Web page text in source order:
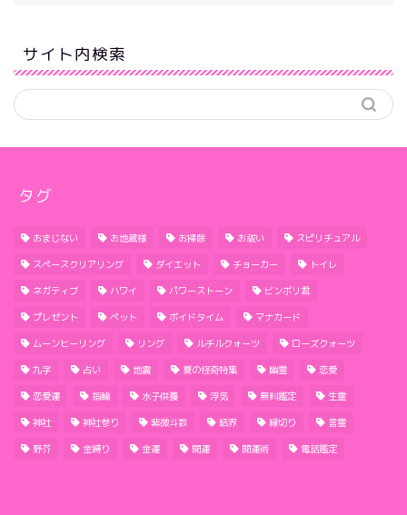
サイト内検索
タグ
おまじない お地蔵様 お掃除 お祓い スピリチュアル
スペースクリアリング ダイエット チョーカー トイレ
ネガティブ ハワイ パワーストーン ビンボリ君
プレゼント ペット ボイドタイム マナカード
ムーンヒーリング リング ルチルクォーツ ローズクォーツ
九字 占い 地震 夏の怪奇特集 幽霊 恋愛
恋愛運 指輪 水子供養 浮気 無料鑑定 生霊
神社 神社参り 紫微斗数 結界 縁切り 言霊
野芥 金縛り 金運 開運 開運術 電話鑑定